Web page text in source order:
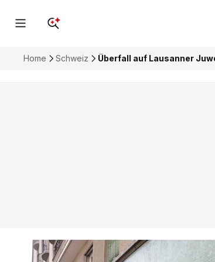
Home Schweiz Überfall auf Lausanner